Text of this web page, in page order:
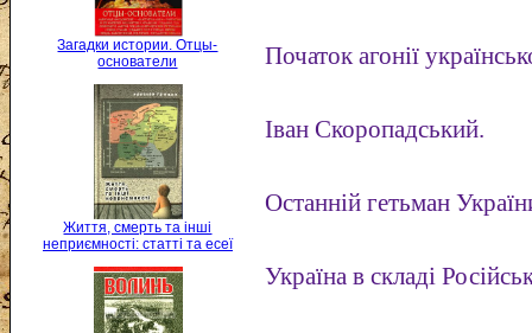
Загадки истории. Отцы-
основатели
Життя, смерть та інші
неприємності: статті та есеї
Початок агонії
Іван Скоропадський.
Останній гетьман
Україна в складі